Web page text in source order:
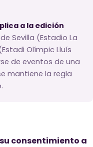
a la edición
Sevilla (Estadio La
Olímpic Lluís
de eventos de una
mantiene la regla
consentimiento a